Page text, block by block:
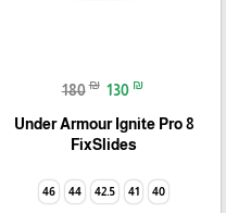
180 ₪ 130 ₪
Under Armour Ignite Pro 8
FixSlides
40
41
42.5
44
46